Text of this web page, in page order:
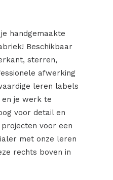
handgemaakte
Beschikbaar
sterren,
afwerking
leren labels
en je werk te
voor detail en
voor een
met onze leren
rechts boven in